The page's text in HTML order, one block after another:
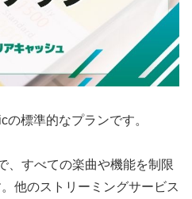
標準的なプランです。
、すべての楽曲や機能を制限
他のストリーミングサービス